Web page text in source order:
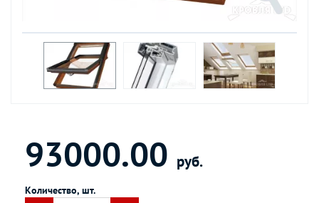
93000.00 руб.
Количество, шт.